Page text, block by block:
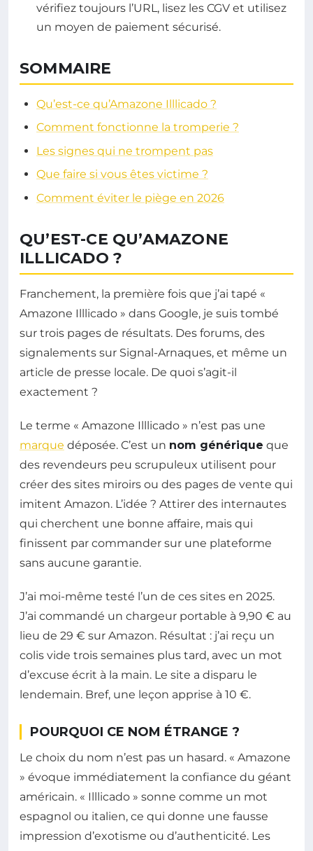
vérifiez toujours l’URL, lisez les CGV et utilisez
un moyen de paiement sécurisé.
SOMMAIRE
Qu’est-ce qu’Amazone Illlicado ?
Comment fonctionne la tromperie ?
Les signes qui ne trompent pas
Que faire si vous êtes victime ?
Comment éviter le piège en 2026
QU’EST-CE QU’AMAZONE
ILLLICADO ?
Franchement, la première fois que j’ai tapé «
Amazone Illlicado » dans Google, je suis tombé
sur trois pages de résultats. Des forums, des
signalements sur Signal-Arnaques, et même un
article de presse locale. De quoi s’agit-il
exactement ?
Le terme « Amazone Illlicado » n’est pas une
marque déposée. C’est un nom générique que
des revendeurs peu scrupuleux utilisent pour
créer des sites miroirs ou des pages de vente qui
imitent Amazon. L’idée ? Attirer des internautes
qui cherchent une bonne affaire, mais qui
finissent par commander sur une plateforme
sans aucune garantie.
J’ai moi-même testé l’un de ces sites en 2025.
J’ai commandé un chargeur portable à 9,90 € au
lieu de 29 € sur Amazon. Résultat : j’ai reçu un
colis vide trois semaines plus tard, avec un mot
d’excuse écrit à la main. Le site a disparu le
lendemain. Bref, une leçon apprise à 10 €.
POURQUOI CE NOM ÉTRANGE ?
Le choix du nom n’est pas un hasard. « Amazone
» évoque immédiatement la confiance du géant
américain. « Illlicado » sonne comme un mot
espagnol ou italien, ce qui donne une fausse
impression d’exotisme ou d’authenticité. Les